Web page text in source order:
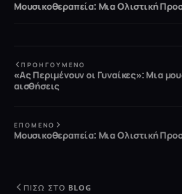
Μουσικοθεραπεία: Μια Ολιστική
ΠΡΟΗΓΟΎΜΕΝΟ
«Ας Περιμένουν οι Γυναίκες»: Μια
αισθήσεις
ΕΠΌΜΕΝΟ
Μουσικοθεραπεία: Μια Ολιστική
ΠΊΣΩ ΣΤΟ BLOG